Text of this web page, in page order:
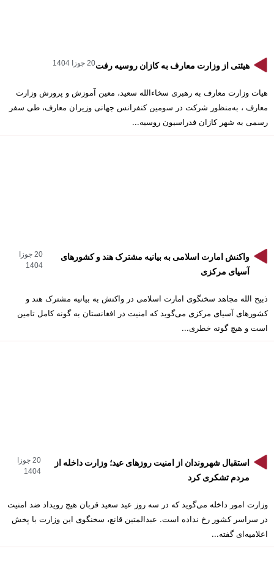
هیئتی از وزارت معارف به کازان روسیه رفت20 جوزا 1404
هیات وزارت معارف به رهبری سخاءالله سعید، معین آموزش و پرورش وزارت
معارف ، به‌منظور شرکت در سومین کنفرانس جهانی وزیران معارف، طی سفر
رسمی به شهر کازان فدراسیون روسیه...
واکنش امارت اسلامی به بیانیه مشترک هند و کشورهای
آسیای مرکزی
20 جوزا
1404
‏ذبیح‌ الله مجاهد سخنگوی امارت اسلامی در واکنش به بیانیه مشترک هند و
کشورهای آسیای مرکزی می‌گوید که امنیت در افغانستان به گونه کامل تامین
است و هیچ گونه خطری...
استقبال شهروندان از امنیت روزهای عید؛ وزارت داخله از
مردم تشکری کرد
20 جوزا
1404
وزارت امور داخله می‌گوید که در سه روز عید سعید قربان هیچ رویداد ضد امنیت
در سراسر کشور رخ نداده است. عبدالمتین قانع، سخنگوی این وزارت با پخش
اعلامیه‌ای گفته...